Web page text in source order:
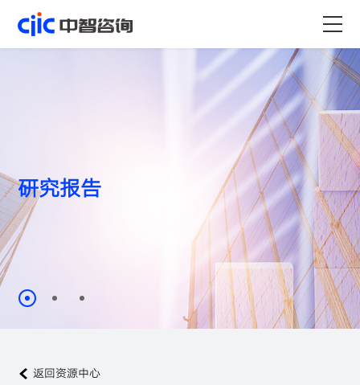
资源
关于
研究报告
观点洞察
客户案例
返回资源中心